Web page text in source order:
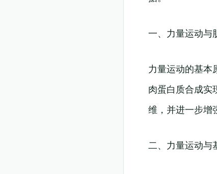
一、力量运动与
力量运动的基本
肉蛋白质合成实
维，并进一步增
二、力量运动与